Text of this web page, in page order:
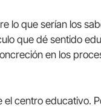
lo que serían los
que dé sentido
en los
centro educativo.